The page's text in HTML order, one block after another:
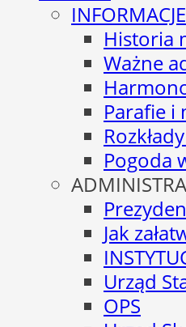
Historia
Ważne
Parafie i
Pogoda
Jak
Urząd
OPS